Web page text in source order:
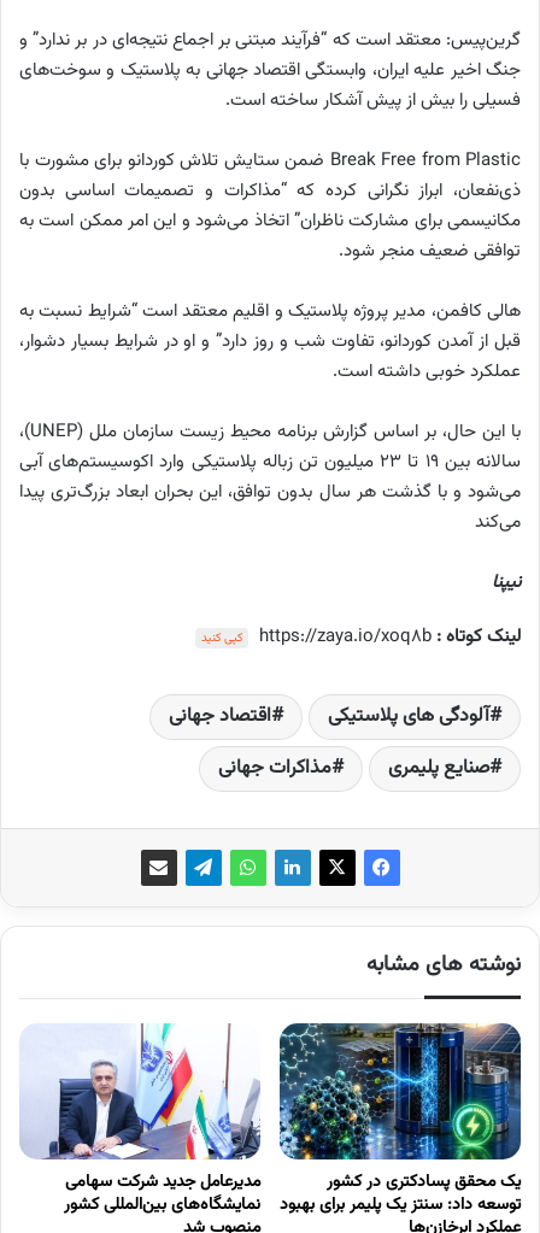
گرین‌پیس: معتقد است که “فرآیند مبتنی بر اجماع نتیجه‌ای در بر ندارد” و
جنگ اخیر علیه ایران، وابستگی اقتصاد جهانی به پلاستیک و سوخت‌های
فسیلی را بیش از پیش آشکار ساخته است.
Break Free from Plastic ضمن ستایش تلاش کوردانو برای مشورت با
ذی‌نفعان، ابراز نگرانی کرده که “مذاکرات و تصمیمات اساسی بدون
مکانیسمی برای مشارکت ناظران” اتخاذ می‌شود و این امر ممکن است به
توافقی ضعیف منجر شود.
هالی کافمن، مدیر پروژه پلاستیک و اقلیم معتقد است “شرایط نسبت به
قبل از آمدن کوردانو، تفاوت شب و روز دارد” و او در شرایط بسیار دشوار،
عملکرد خوبی داشته است.
با این حال، بر اساس گزارش برنامه محیط زیست سازمان ملل (UNEP)،
سالانه بین ۱۹ تا ۲۳ میلیون تن زباله پلاستیکی وارد اکوسیستم‌های آبی
می‌شود و با گذشت هر سال بدون توافق، این بحران ابعاد بزرگ‌تری پیدا
می‌کند
نیپنا
لینک کوتاه : https://zaya.io/xoq8b کپی کنید
آلودگی های پلاستیکی
اقتصاد جهانی
صنایع پلیمری
مذاکرات جهانی
نوشته های مشابه
یک محقق پسادکتری در کشور
توسعه داد: سنتز یک پلیمر برای بهبود
مدیرعامل جدید شرکت سهامی
نمایشگاه‌های بین‌المللی کشور